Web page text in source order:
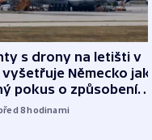
s drony na letišti v
Německo jako
pokus o způsobení
8hodinami